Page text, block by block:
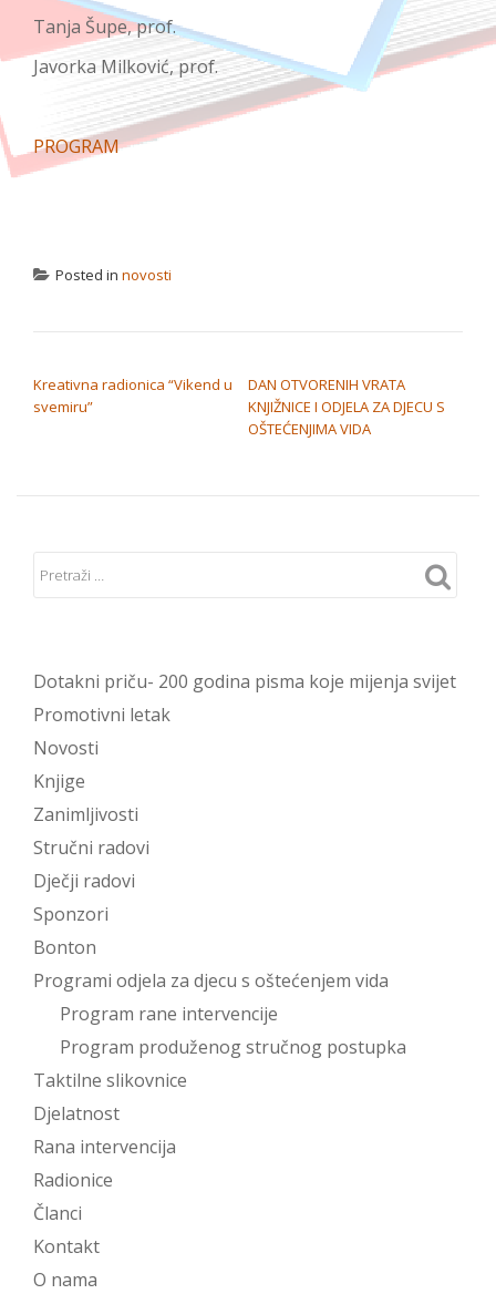
Tanja Šupe, prof.
Javorka Milković, prof.
PROGRAM
Posted in novosti
Kreativna radionica “Vikend u
svemiru”
DAN OTVORENIH VRATA
KNJIŽNICE I ODJELA ZA DJECU S
OŠTEĆENJIMA VIDA
Dotakni priču- 200 godina pisma koje mijenja svijet
Promotivni letak
Novosti
Knjige
Zanimljivosti
Stručni radovi
Dječji radovi
Sponzori
Bonton
Programi odjela za djecu s oštećenjem vida
Program rane intervencije
Program produženog stručnog postupka
Taktilne slikovnice
Djelatnost
Rana intervencija
Radionice
Članci
Kontakt
O nama